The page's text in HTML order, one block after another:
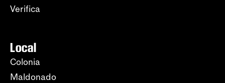
Verifica
Local
Colonia
Maldonado